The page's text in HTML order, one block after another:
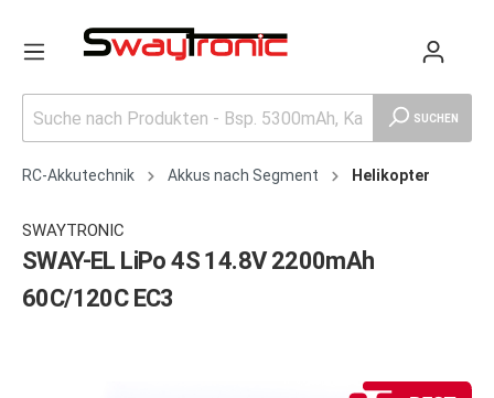
SUCHEN
RC-Akkutechnik Akkus nach Segment Helikopter
SWAYTRONIC
SWAY-EL LiPo 4S 14.8V 2200mAh
60C/120C EC3